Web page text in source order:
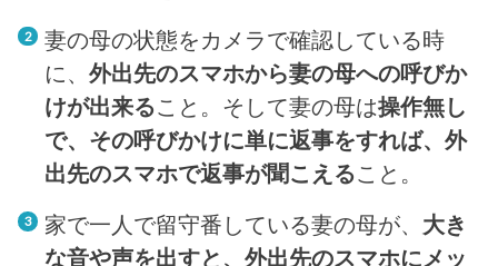
妻の母の状態をカメラで確認している時
に、 外出先のスマホから妻の母への呼びか
けが出来ること。そして妻の母は操作無し
で、その呼びかけに単に返事をすれば、外
出先のスマホで返事が聞こえること。
家で一人で留守番している妻の母が、 大き
な音や声を出すと、外出先のスマホにメッ